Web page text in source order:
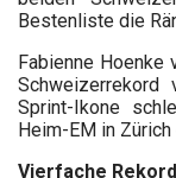
Bestenliste die
Fabienne
Schweizerrekord
Sprint-Ikone
Heim-EM in
Vierfache